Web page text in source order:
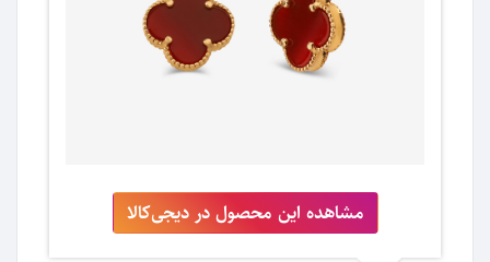
مشاهده این محصول در دیجی‌کالا